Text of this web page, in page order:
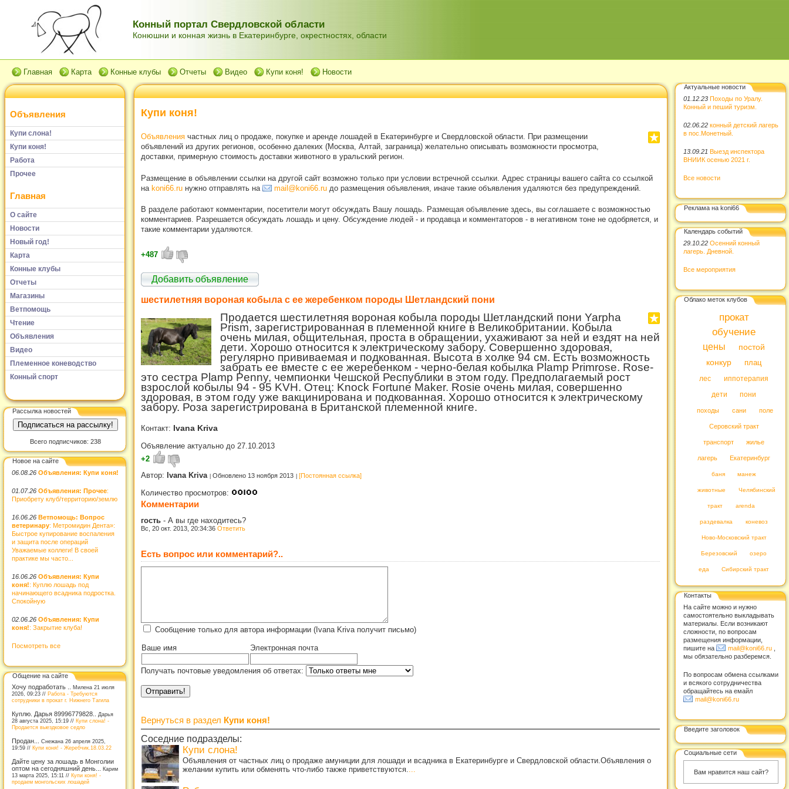
Конный портал Свердловской области
Конюшни и конная жизнь в Екатеринбурге, окрестностях, области
Главная Карта Конные клубы Отчеты Видео Купи коня! Новости
Объявления
Купи слона!
Купи коня!
Работа
Прочее
Главная
О сайте
Новости
Новый год!
Карта
Конные клубы
Отчеты
Магазины
Ветпомощь
Чтение
Объявления
Видео
Племенное коневодство
Конный спорт
Рассылка новостей
Всего подписчиков: 238
Новое на сайте
06.08.26 Объявления: Купи коня!
01.07.26 Объявления: Прочее:
Приобрету клуб/территорию/землю
16.06.26 Ветпомощь: Вопрос
ветеринару: Метромидин Дента»:
Быстрое купирование воспаления
и защита после операций
Уважаемые коллеги! В своей
практике мы часто...
16.06.26 Объявления: Купи
коня!: Куплю лошадь под
начинающего всадника подростка.
Спокойную
02.06.26 Объявления: Купи
коня!: Закрытие клуба!
Посмотреть все
Общение на сайте
Хочу подработать .. Милена 21 июля
2026, 09:23 // Работа - Требуются
сотрудники в прокат г. Нижнего Тагила
Куплю. Дарья 89996779828..
Дарья
28 августа 2025, 15:19 // Купи слона! -
Продается выездковое седло
Продан... Снежана 26 апреля 2025,
19:59 // Купи коня! - Жеребчик.18.03.22
Дайте цену за лошадь в Монголии
оптом на сегодняшний день... Карим
13 марта 2025, 15:11 // Купи коня! -
продаем монгольских лошадей
Купи коня!
Объявления частных лиц о продаже, покупке и аренде лошадей в Екатеринбурге и Свердловской области. При размещении
объявлений из других регионов, особенно далеких (Москва, Алтай, заграница) желательно описывать возможности просмотра,
доставки, примерную стоимость доставки животного в уральский регион.
Размещение в объявлении ссылки на другой сайт возможно только при условии встречной ссылки. Адрес страницы вашего сайта со ссылкой
на koni66.ru нужно отправлять на mail@koni66.ru до размещения объявления, иначе такие объявления удаляются без предупреждений.
В разделе работают комментарии, посетители могут обсуждать Вашу лошадь. Размещая объявление здесь, вы соглашаете с возможностью
комментариев. Разрешается обсуждать лошадь и цену. Обсуждение людей - и продавца и комментаторов - в негативном тоне не одобряется, и
такие комментарии удаляются.
+487
Добавить объявление
шестилетняя вороная кобыла с ее жеребенком породы Шетландский пони
Продается шестилетняя вороная кобыла породы Шетландский пони Yarpha
Prism, зарегистрированная в племенной книге в Великобритании. Кобыла
очень милая, общительная, проста в обращении, ухаживают за ней и ездят на ней
дети. Хорошо относится к электрическому забору. Совершенно здоровая,
регулярно прививаемая и подкованная. Высота в холке 94 см. Есть возможность
забрать ее вместе с ее жеребенком - черно-белая кобылка Plamp Primrose. Rose-
это сестра Plamp Penny, чемпионки Чешской Республики в этом году. Предполагаемый рост
взрослой кобылы 94 - 95 KVH. Отец: Knock Fortune Maker. Rosie очень милая, совершенно
здоровая, в этом году уже вакцинирована и подкованная. Хорошо относится к электрическому
забору. Роза зарегистрирована в Британской племенной книге.
Контакт: Ivana Kriva
Объявление актуально до 27.10.2013
+2
Автор: Ivana Kriva Обновлено 13 ноября 2013 [Постоянная ссылка]
Количество просмотров:
Комментарии
гость - А вы где находитесь?
Вс, 20 окт. 2013, 20:34:36 Ответить
Есть вопрос или комментарий?..
Сообщение только для автора информации (Ivana Kriva получит письмо)
Ваше имя Электронная почта
Получать почтовые уведомления об ответах:
Вернуться в раздел Купи коня!
Соседние подразделы:
Купи слона!
Объявления от частных лиц о продаже амуниции для лошади и всадника в Екатеринбурге и Свердловской области.Объявления о
желании купить или обменять что-либо также приветствуются.
Актуальные новости
01.12.23 Походы по Уралу.
Конный и пеший туризм.
02.06.22 конный детский лагерь
в пос.Монетный.
13.09.21 Выезд инспектора
ВНИИК осенью 2021 г.
Все новости
Реклама на koni66
Календарь событий
29.10.22 Осенний конный
лагерь. Дневной.
Все мероприятия
Облако меток клубов
прокат
обучение
цены
постой
конкур
плац
лес
иппотерапия
дети
пони
походы сани поле
Серовский тракт
транспорт жилье
лагерь Екатеринбург
баня манеж
животные Челябинский
тракт arenda
раздевалка коневоз
Ново-Московский тракт
Березовский озеро
еда Сибирский тракт
Контакты
На сайте можно и нужно
самостоятельно выкладывать
материалы. Если возникают
сложности, по вопросам
размещения информации,
пишите на
mail@koni66.ru
мы обязательно разберемся.
По вопросам обмена ссылками
и всякого сотрудничества
обращайтесь на емайл
mail@koni66.ru
Введите заголовок
Социальные сети
Вам нравится наш сайт?